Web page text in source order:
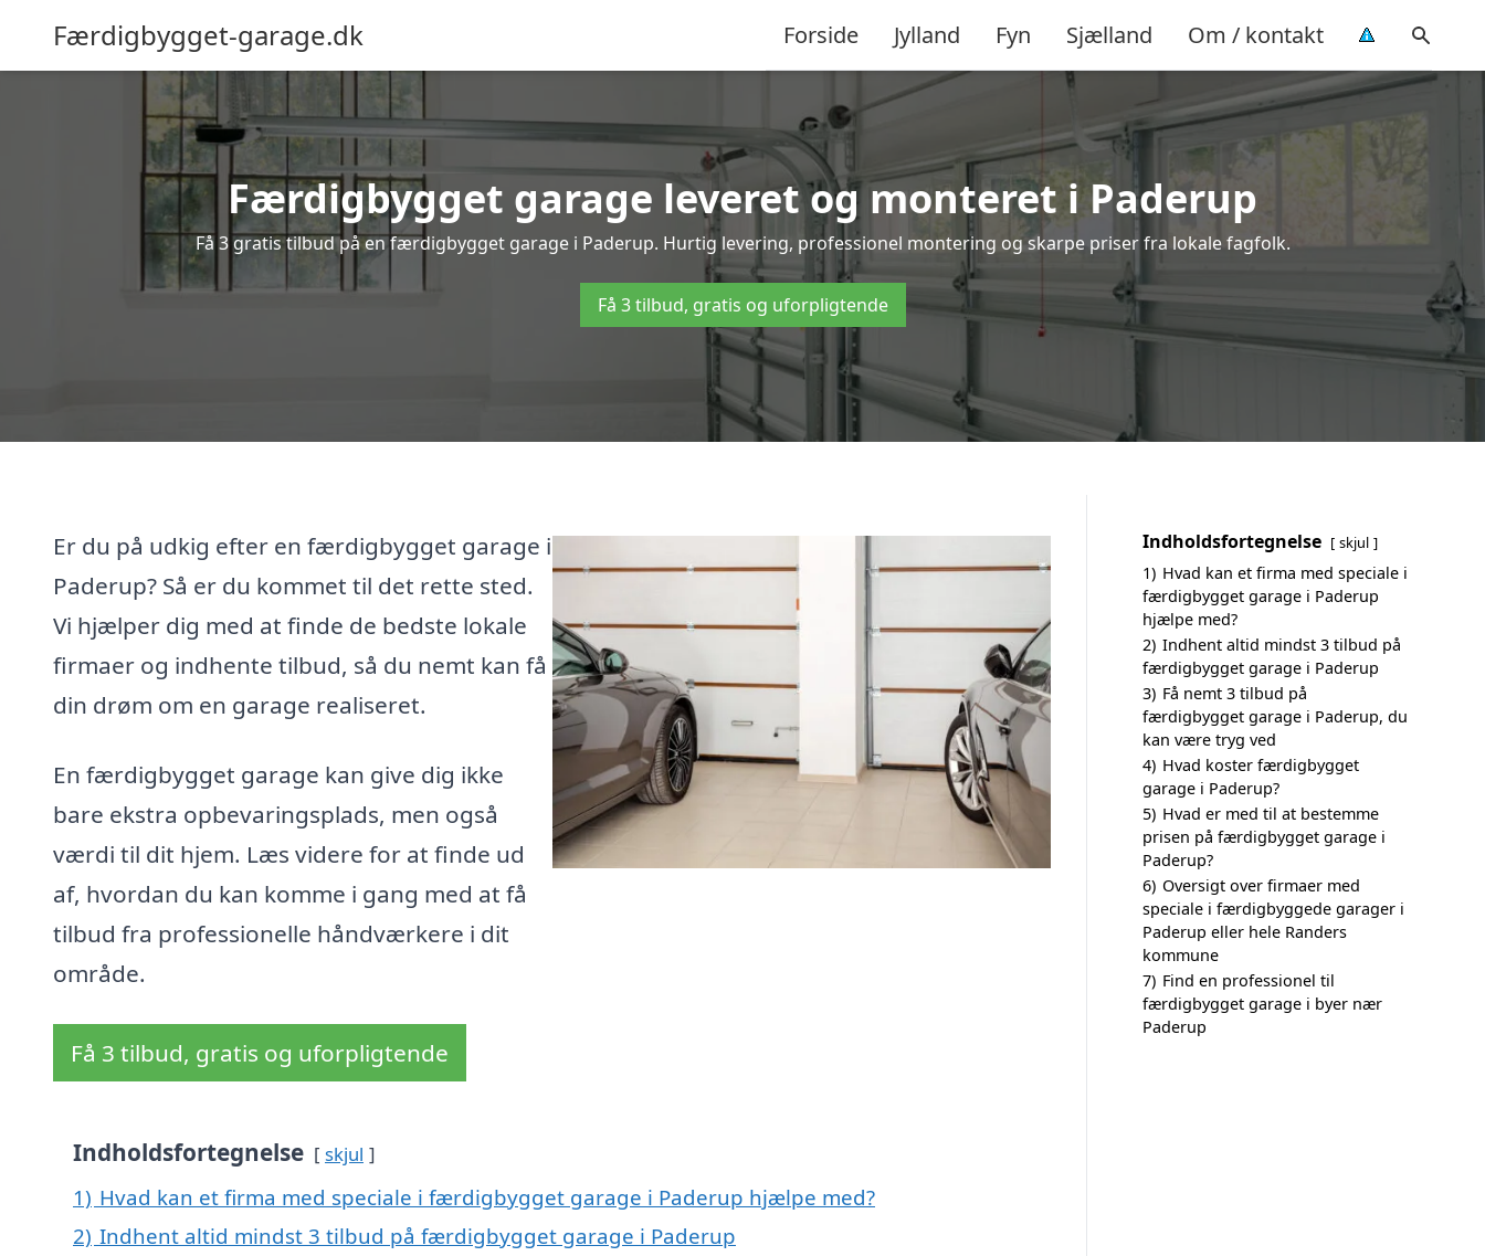
Færdigbygget-garage.dk Forside Jylland Fyn Sjælland Om / kontakt
Færdigbygget garage leveret og monteret i Paderup
Få 3 gratis tilbud på en færdigbygget garage i Paderup. Hurtig levering, professionel montering og skarpe priser fra lokale fagfolk.
Få 3 tilbud, gratis og uforpligtende
Er du på udkig efter en færdigbygget garage i
Paderup? Så er du kommet til det rette sted.
Vi hjælper dig med at finde de bedste lokale
firmaer og indhente tilbud, så du nemt kan få
din drøm om en garage realiseret.
En færdigbygget garage kan give dig ikke
bare ekstra opbevaringsplads, men også
værdi til dit hjem. Læs videre for at finde ud
af, hvordan du kan komme i gang med at få
tilbud fra professionelle håndværkere i dit
område.
Få 3 tilbud, gratis og uforpligtende
Indholdsfortegnelse skjul
1) Hvad kan et firma med speciale i færdigbygget garage i Paderup hjælpe med?
2) Indhent altid mindst 3 tilbud på færdigbygget garage i Paderup
Indholdsfortegnelse skjul
1) Hvad kan et firma med speciale i
færdigbygget garage i Paderup
hjælpe med?
2) Indhent altid mindst 3 tilbud på
færdigbygget garage i Paderup
3) Få nemt 3 tilbud på
færdigbygget garage i Paderup, du
kan være tryg ved
4) Hvad koster færdigbygget
garage i Paderup?
5) Hvad er med til at bestemme
prisen på færdigbygget garage i
Paderup?
6) Oversigt over firmaer med
speciale i færdigbyggede garager i
Paderup eller hele Randers
kommune
7) Find en professionel til
færdigbygget garage i byer nær
Paderup